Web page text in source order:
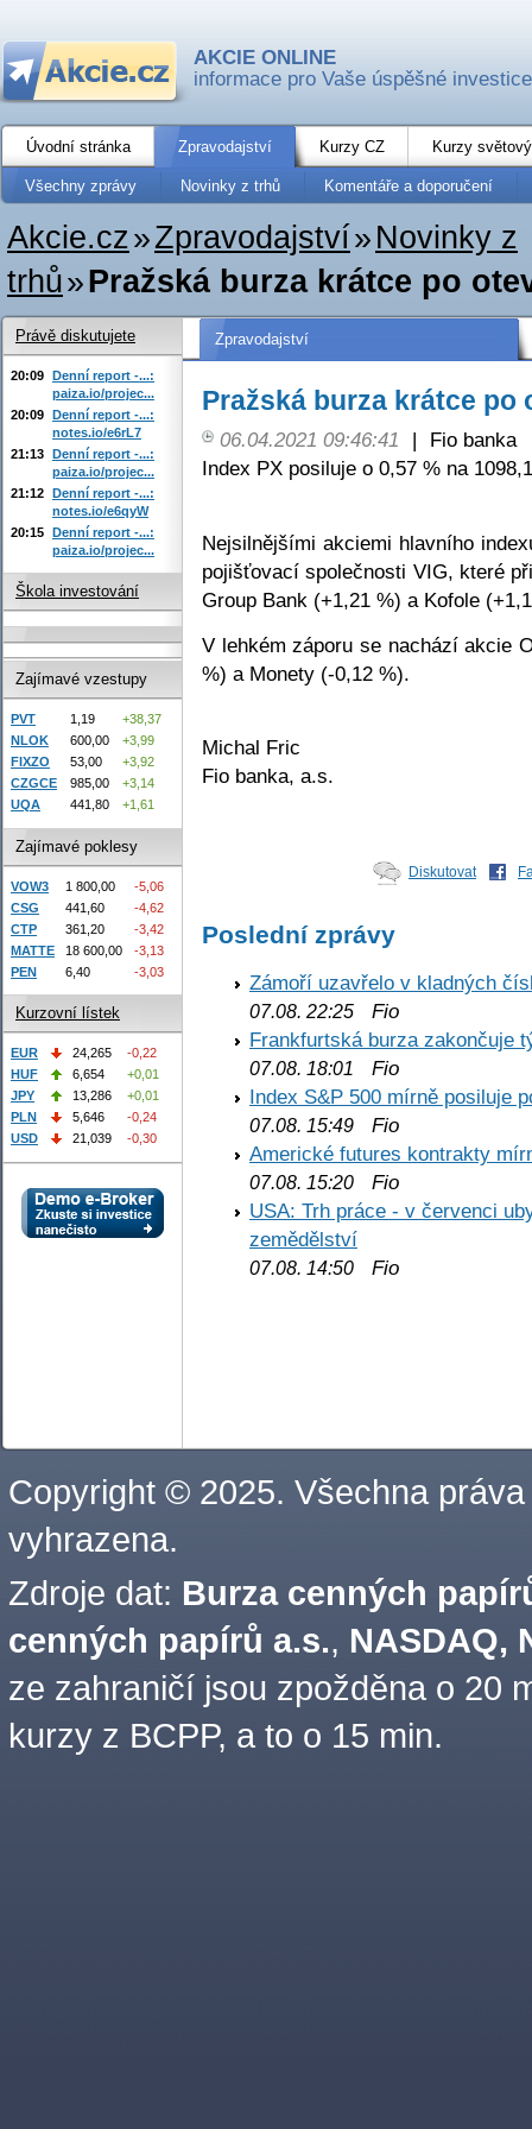
AKCIE ONLINE
informace pro Vaše úspěšné investice
Úvodní stránka Zpravodajství Kurzy CZ Kurzy
Všechny zprávy Novinky z trhů Komentáře a doporučení
Akcie.cz»Zpravodajství» Novinky z
trhů»Pražská burza krátce po
Zpravodajství
Pražská burza krátce
06.04.2021 09:46:41 |
Fio banka
Index PX posiluje o 0,57 % na
Nejsilnějšími akciemi hlavního
pojišťovací společnosti VIG, které
Group Bank (+1,21 %) a Kofole
V lehkém záporu se nachází akcie
%) a Monety (-0,12 %).
Michal Fric
Fio banka, a.s.
Diskutovat
Poslední zprávy
Zámoří uzavřelo v kladných
07.08. 22:25 Fio
Frankfurtská burza zakončuje
07.08. 18:01
Fio
Index S&P 500 mírně posiluje
07.08. 15:49 Fio
Americké futures kontrakty
07.08. 15:20 Fio
USA: Trh práce - v červenci
zemědělství
07.08. 14:50 Fio
Právě diskutujete
20:09 Denní report -...:
paiza.io/projec...
20:09 Denní report -...:
notes.io/e6rL7
21:13 Denní report -...:
paiza.io/projec...
21:12 Denní report -...:
notes.io/e6qyW
20:15 Denní report -...:
paiza.io/projec...
Škola investování
Zajímavé vzestupy
PVT 1,19
+38,37
NLOK
600,00
+3,99
FIXZO
53,00
+3,92
CZGCE
985,00
+3,14
UQA
441,80 +1,61
Zajímavé poklesy
VOW3 1 800,00
-5,06
CSG
441,60
-4,62
CTP
361,20
-3,42
MATTE
18 600,00
-3,13
PEN
6,40 -3,03
Kurzovní lístek
EUR 24,265
-0,22
HUF
6,654
+0,01
JPY
13,286
+0,01
PLN
5,646
-0,24
USD
21,039 -0,30
Copyright © 2025. Všechna práva
vyhrazena.
Zdroje dat: Burza cenných
cenných papírů a.s., NASDAQ,
ze zahraničí jsou zpožděna o 20
kurzy z BCPP, a to o 15 min.